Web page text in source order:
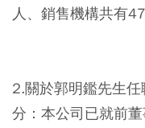
人、銷售機構共有
2.關於郭明鑑先生
分：本公司已就前